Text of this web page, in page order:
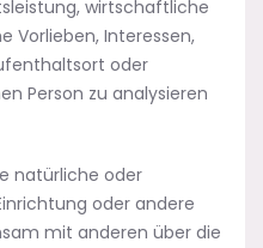
wirtschaftliche
Vorlieben, Interessen,
oder
Person zu analysieren
natürliche oder
oder andere
mit anderen über die